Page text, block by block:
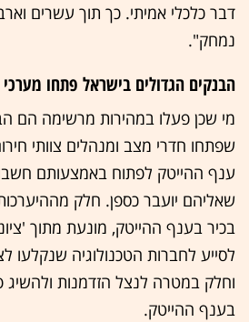
דבר כלכלי אמיתי. כך תוך עשרים
נמחק".
הבנקים הגדולים בישראל פתחו מערכי
מי שכן פעלו במהירות מרשימה הם
שפתחו חדרי מצב ומנהלים צוותי
ענף ההייטק לפתוח באמצעותם
שאליהם יועבר כספן. חלק
בכיר בענף ההייטק, מונעת מתוך
וחלק במטרה לנצל הזדמנות ולהשיג
בענף ההייטק.